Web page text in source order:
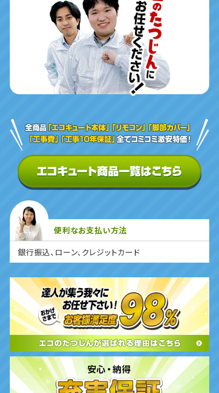
便利なお支払い方法
銀行振込、ローン、クレジットカード